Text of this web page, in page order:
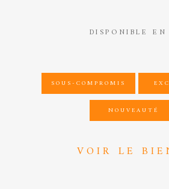
DISPONIBLE EN
SOUS-COMPROMIS
NOUVEAUTÉ
VOIR LE